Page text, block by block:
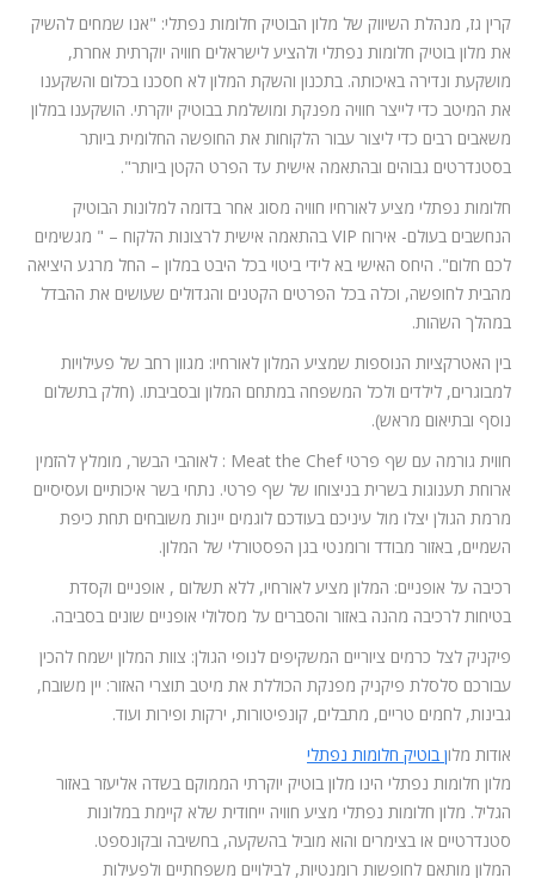
קרין גז, מנהלת השיווק של מלון הבוטיק חלומות נפתלי: "אנו שמחים להשיק
את מלון בוטיק חלומות נפתלי ולהציע לישראלים חוויה יוקרתית אחרת,
מושקעת ונדירה באיכותה. בתכנון והשקת המלון לא חסכנו בכלום והשקענו
את המיטב כדי לייצר חוויה מפנקת ומושלמת בבוטיק יוקרתי. הושקענו במלון
משאבים רבים כדי ליצור עבור הלקוחות את החופשה החלומית ביותר
בסטנדרטים גבוהים ובהתאמה אישית עד הפרט הקטן ביותר".
חלומות נפתלי מציע לאורחיו חוויה מסוג אחר בדומה למלונות הבוטיק
הנחשבים בעולם- אירוח VIP בהתאמה אישית לרצונות הלקוח – " מגשימים
לכם חלום". היחס האישי בא לידי ביטוי בכל היבט במלון – החל מרגע היציאה
מהבית לחופשה, וכלה בכל הפרטים הקטנים והגדולים שעושים את ההבדל
במהלך השהות.
בין האטרקציות הנוספות שמציע המלון לאורחיו: מגוון רחב של פעילויות
למבוגרים, לילדים ולכל המשפחה במתחם המלון ובסביבתו. (חלק בתשלום
נוסף ובתיאום מראש).
חווית גורמה עם שף פרטי Meat the Chef : לאוהבי הבשר, מומלץ להזמין
ארוחת תענוגות בשרית בניצוחו של שף פרטי. נתחי בשר איכותיים ועסיסיים
מרמת הגולן יצלו מול עיניכם בעודכם לוגמים יינות משובחים תחת כיפת
השמיים, באזור מבודד ורומנטי בגן הפסטורלי של המלון.
רכיבה על אופניים: המלון מציע לאורחיו, ללא תשלום , אופניים וקסדת
בטיחות לרכיבה מהנה באזור והסברים על מסלולי אופניים שונים בסביבה.
פיקניק לצל כרמים ציוריים המשקיפים לנופי הגולן: צוות המלון ישמח להכין
עבורכם סלסלת פיקניק מפנקת הכוללת את מיטב תוצרי האזור: יין משובח,
גבינות, לחמים טריים, מתבלים, קונפיטורות, ירקות ופירות ועוד.
אודות מלון בוטיק חלומות נפתלי
מלון חלומות נפתלי הינו מלון בוטיק יוקרתי הממוקם בשדה אליעזר באזור
הגליל. מלון חלומות נפתלי מציע חוויה ייחודית שלא קיימת במלונות
סטנדרטיים או בצימרים והוא מוביל בהשקעה, בחשיבה ובקונספט.
המלון מותאם לחופשות רומנטיות, לבילויים משפחתיים ולפעילות